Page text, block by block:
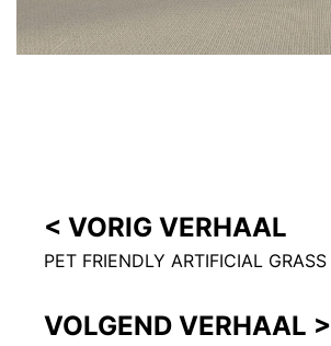
< VORIG VERHAAL
PET FRIENDLY ARTIFICIAL GRASS
VOLGEND VERHAAL >